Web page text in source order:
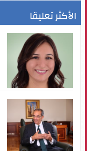
الأكثر تعليقا